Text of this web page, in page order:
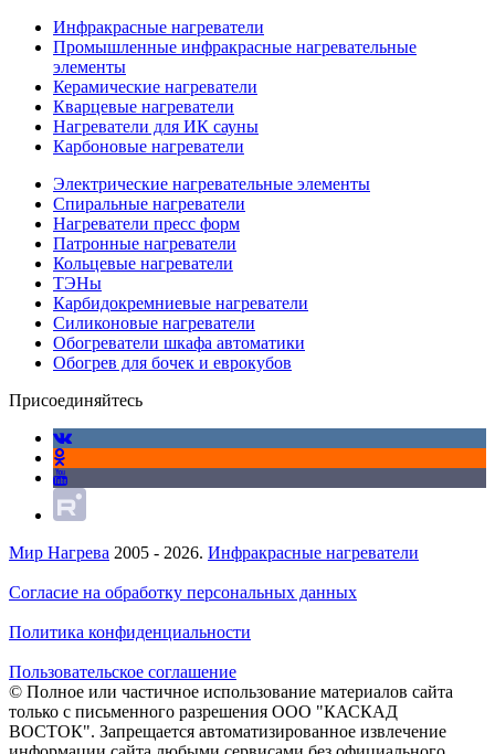
Инфракрасные нагреватели
Промышленные инфракрасные нагревательные
элементы
Керамические нагреватели
Кварцевые нагреватели
Нагреватели для ИК сауны
Карбоновые нагреватели
Электрические нагревательные элементы
Спиральные нагреватели
Нагреватели пресс форм
Патронные нагреватели
Кольцевые нагреватели
ТЭНы
Карбидокремниевые нагреватели
Силиконовые нагреватели
Обогреватели шкафа автоматики
Обогрев для бочек и еврокубов
Присоединяйтесь
Мир Нагрева 2005 - 2026. Инфракрасные нагреватели
Согласие на обработку персональных данных
Политика конфиденциальности
Пользовательское соглашение
© Полное или частичное использование материалов сайта
только с письменного разрешения ООО "КАСКАД
ВОСТОК". Запрещается автоматизированное извлечение